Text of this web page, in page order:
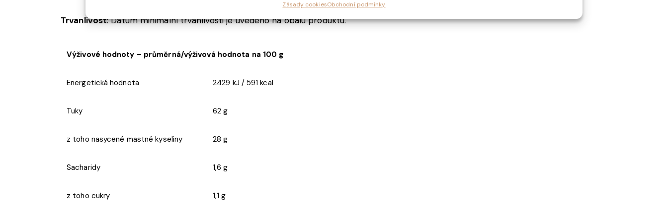
Zásady cookiesObchodní podmínky
Trvanlivost: Datum minimální trvanlivosti je uvedeno na obalu produktu.
Výživové hodnoty – průměrná/výživová hodnota na 100 g
Energetická hodnota 2429 kJ / 591 kcal
Tuky 62 g
z toho nasycené mastné kyseliny 28 g
Sacharidy 1,6 g
z toho cukry 1,1 g